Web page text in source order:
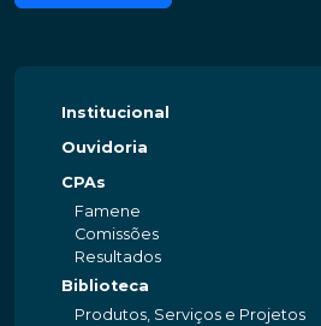
Institucional
Ouvidoria
CPAs
Famene
Comissões
Resultados
Biblioteca
Produtos, Serviços e Projetos